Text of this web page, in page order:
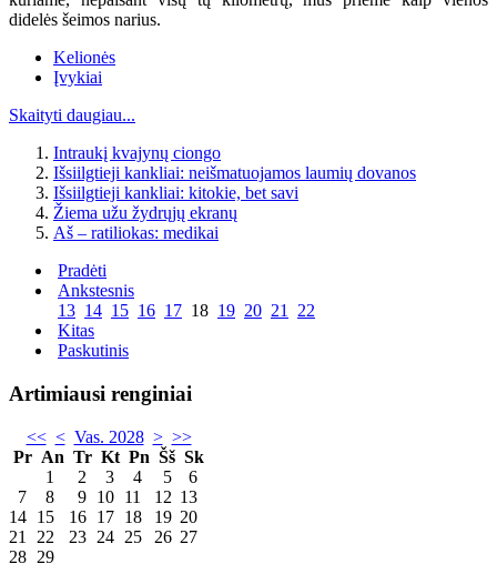
didelės šeimos narius.
Kelionės
Įvykiai
Skaityti daugiau...
Intraukį kvajynų ciongo
Išsiilgtieji kankliai: neišmatuojamos laumių dovanos
Išsiilgtieji kankliai: kitokie, bet savi
Žiema užu žydrųjų ekranų
Aš – ratiliokas: medikai
Pradėti
Ankstesnis
13 14 15 16 17 18 19 20 21 22
Kitas
Paskutinis
Artimiausi renginiai
<< < Vas. 2028 > >>
Pr An Tr Kt Pn Šš Sk
1
2 3 4 5
6
7
8 9 10 11 12 13
14 15 16 17 18 19 20
21
22 23 24 25 26 27
28 29